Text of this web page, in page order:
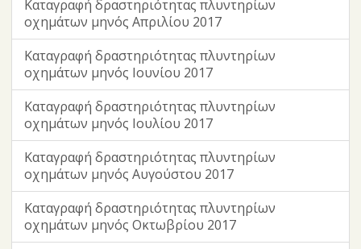
Καταγραφή δραστηριότητας πλυντηρίων
οχημάτων μηνός Απριλίου 2017
Καταγραφή δραστηριότητας πλυντηρίων
οχημάτων μηνός Ιουνίου 2017
Καταγραφή δραστηριότητας πλυντηρίων
οχημάτων μηνός Ιουλίου 2017
Καταγραφή δραστηριότητας πλυντηρίων
οχημάτων μηνός Αυγούστου 2017
Καταγραφή δραστηριότητας πλυντηρίων
οχημάτων μηνός Οκτωβρίου 2017